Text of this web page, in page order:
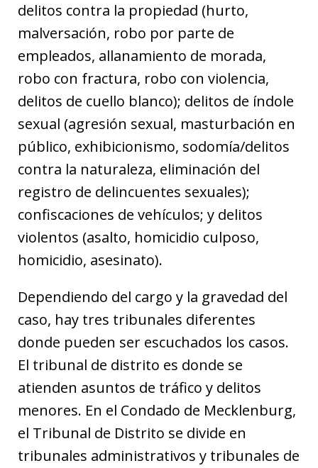
delitos contra la propiedad (hurto,
malversación, robo por parte de
empleados, allanamiento de morada,
robo con fractura, robo con violencia,
delitos de cuello blanco); delitos de índole
sexual (agresión sexual, masturbación en
público, exhibicionismo, sodomía/delitos
contra la naturaleza, eliminación del
registro de delincuentes sexuales);
confiscaciones de vehículos; y delitos
violentos (asalto, homicidio culposo,
homicidio, asesinato).
Dependiendo del cargo y la gravedad del
caso, hay tres tribunales diferentes
donde pueden ser escuchados los casos.
El tribunal de distrito es donde se
atienden asuntos de tráfico y delitos
menores. En el Condado de Mecklenburg,
el Tribunal de Distrito se divide en
tribunales administrativos y tribunales de